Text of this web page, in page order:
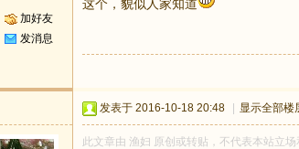
加好友
发消息
这个，貌似人家知道
发表于 2016-10-18 20:48 显示全部楼
此文章由 渔妇 原创或转贴，不代表本站立